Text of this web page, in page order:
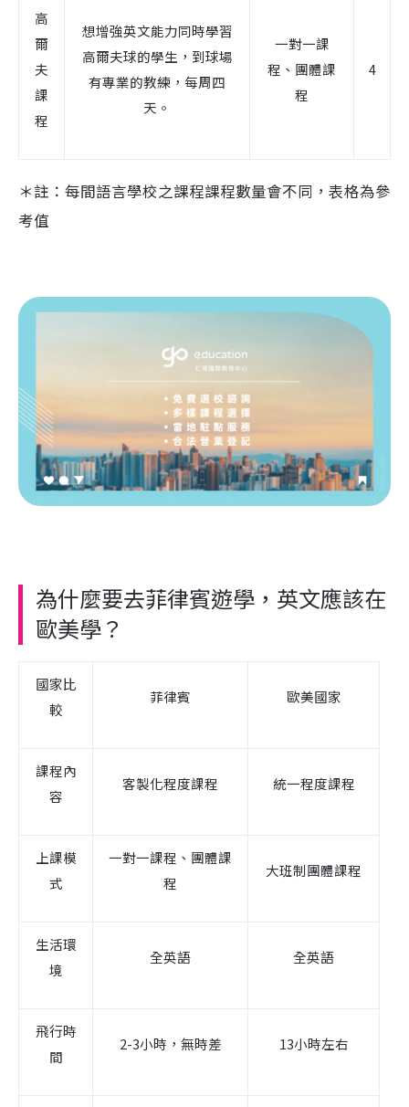
高
爾
夫
課
程
想增強英文能力同時學習
高爾夫球的學生，到球場
有專業的教練，每周四
天。
一對一課
程、團體課
程
4
＊註：每間語言學校之課程課程數量會不同，表格為參
考值
為什麼要去菲律賓遊學，英文應該在
歐美學？
國家比
較
菲律賓 歐美國家
課程內
容
客製化程度課程 統一程度課程
上課模
式
一對一課程、團體課
程
大班制團體課程
生活環
境
全英語 全英語
飛行時
間
2-3小時，無時差 13小時左右